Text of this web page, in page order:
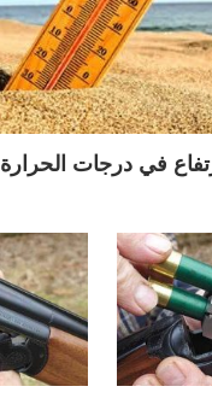
في درجات الحرارة